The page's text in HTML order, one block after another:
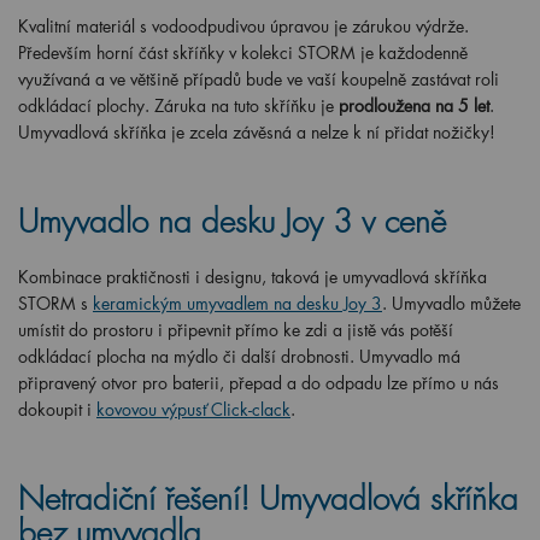
Kvalitní materiál s vodoodpudivou úpravou je zárukou výdrže.
Především horní část skříňky v kolekci STORM je každodenně
využívaná a ve většině případů bude ve vaší koupelně zastávat roli
odkládací plochy. Záruka na tuto skříňku je prodloužena na 5 let.
Umyvadlová skříňka je zcela závěsná a nelze k ní přidat nožičky!
Umyvadlo na desku Joy 3 v ceně
Kombinace praktičnosti i designu, taková je umyvadlová skříňka
STORM s keramickým umyvadlem na desku Joy 3. Umyvadlo můžete
umístit do prostoru i připevnit přímo ke zdi a jistě vás potěší
odkládací plocha na mýdlo či další drobnosti. Umyvadlo má
připravený otvor pro baterii, přepad a do odpadu lze přímo u nás
dokoupit i kovovou výpusť Click-clack.
Netradiční řešení! Umyvadlová skříňka